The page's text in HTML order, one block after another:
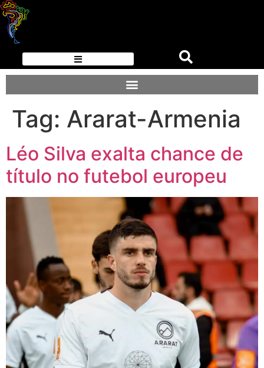
Tag: Ararat-Armenia
Léo Silva exalta chance de
título no futebol europeu